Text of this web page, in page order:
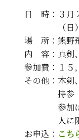
日 時：３月
（
場 所：熊野
内 容：真剣
参加費：１５
その他：木剣
持参
参加
人に
お申込： こち